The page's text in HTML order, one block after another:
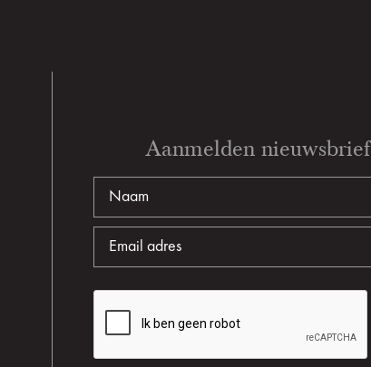
Aanmelden nieuwsbrief